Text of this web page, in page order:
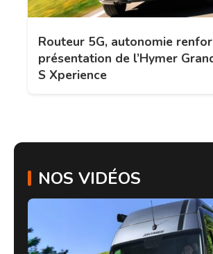
Routeur 5G, autonomie
présentation de l’Hymer
S Xperience
NOS VIDÉOS